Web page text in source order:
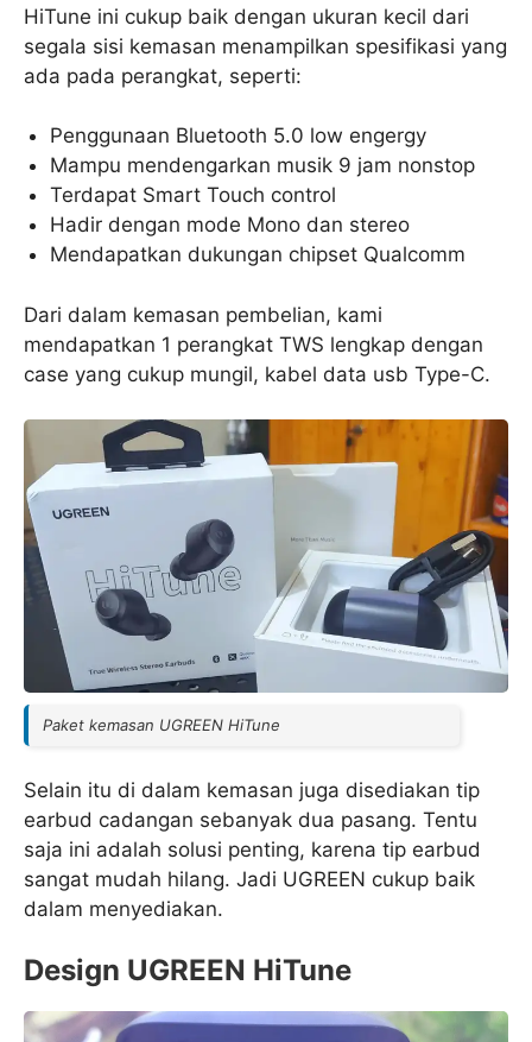
HiTune ini cukup baik dengan ukuran kecil dari
segala sisi kemasan menampilkan spesifikasi yang
ada pada perangkat, seperti:
Penggunaan Bluetooth 5.0 low engergy
Mampu mendengarkan musik 9 jam nonstop
Terdapat Smart Touch control
Hadir dengan mode Mono dan stereo
Mendapatkan dukungan chipset Qualcomm
Dari dalam kemasan pembelian, kami
mendapatkan 1 perangkat TWS lengkap dengan
case yang cukup mungil, kabel data usb Type-C.
Paket kemasan UGREEN HiTune
Selain itu di dalam kemasan juga disediakan tip
earbud cadangan sebanyak dua pasang. Tentu
saja ini adalah solusi penting, karena tip earbud
sangat mudah hilang. Jadi UGREEN cukup baik
dalam menyediakan.
Design UGREEN HiTune